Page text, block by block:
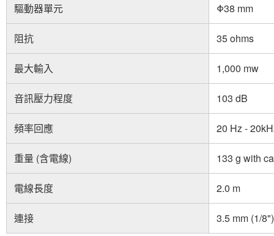
驅動器單元 Φ38 mm
阻抗 35 ohms
最大輸入 1,000 mw
音訊壓力程度 103 dB
頻率回應 20 Hz -
重量 (含電線) 133 g with
電線長度 2.0 m
連接 3.5 mm (1/